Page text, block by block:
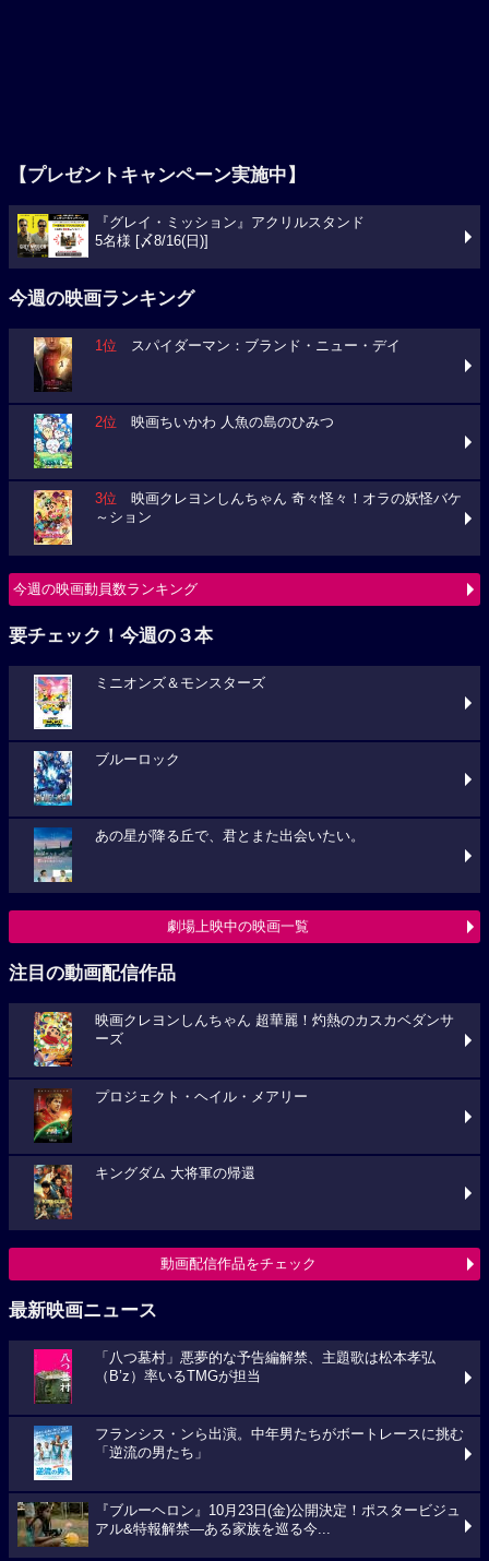
【プレゼントキャンペーン実施中】
『グレイ・ミッション』アクリルスタンド
5名様 [〆8/16(日)]
今週の映画ランキング
1位 スパイダーマン：ブランド・ニュー・デイ
2位 映画ちいかわ 人魚の島のひみつ
3位 映画クレヨンしんちゃん 奇々怪々！オラの妖怪バケ
～ション
今週の映画動員数ランキング
要チェック！今週の３本
ミニオンズ＆モンスターズ
ブルーロック
あの星が降る丘で、君とまた出会いたい。
劇場上映中の映画一覧
注目の動画配信作品
映画クレヨンしんちゃん 超華麗！灼熱のカスカベダンサ
ーズ
プロジェクト・ヘイル・メアリー
キングダム 大将軍の帰還
動画配信作品をチェック
最新映画ニュース
「八つ墓村」悪夢的な予告編解禁、主題歌は松本孝弘
（B’z）率いるTMGが担当
フランシス・ンら出演。中年男たちがボートレースに挑む
「逆流の男たち」
『ブルーヘロン』10月23日(金)公開決定！ポスタービジュ
アル&特報解禁―ある家族を巡る今...